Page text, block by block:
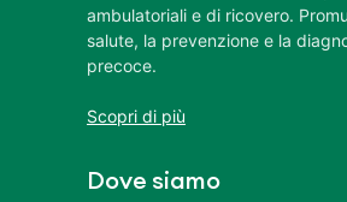
ambulatoriali e di ricovero.
salute, la prevenzione e la
precoce.
Scopri di più
Dove siamo